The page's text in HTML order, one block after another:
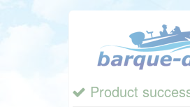
Product